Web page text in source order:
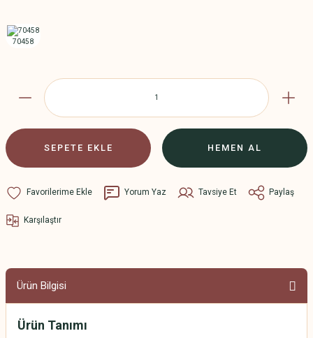
SEPETE EKLE HEMEN AL
Yorum Yaz Tavsiye Et Paylaş
Karşılaştır
Ürün Bilgisi
Ürün Tanımı